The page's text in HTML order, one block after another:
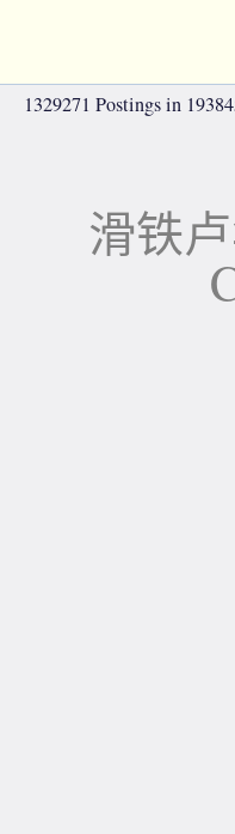
1329271 Postings in
滑铁